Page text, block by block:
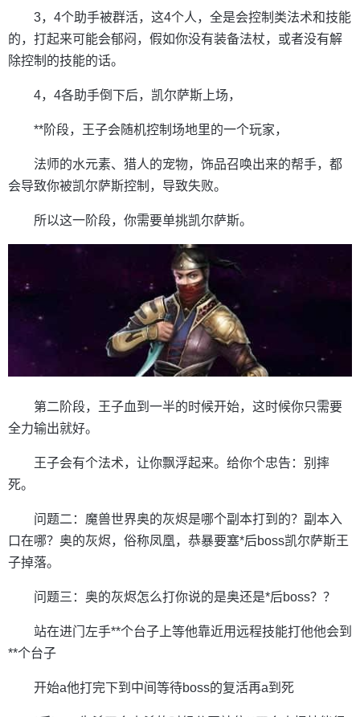
3，4个助手被群活，这4个人，全是会控制类法术和技能
的，打起来可能会郁闷，假如你没有装备法杖，或者没有解
除控制的技能的话。
4，4各助手倒下后，凯尔萨斯上场，
**阶段，王子会随机控制场地里的一个玩家，
法师的水元素、猎人的宠物，饰品召唤出来的帮手，都
会导致你被凯尔萨斯控制，导致失败。
所以这一阶段，你需要单挑凯尔萨斯。
第二阶段，王子血到一半的时候开始，这时候你只需要
全力输出就好。
王子会有个法术，让你飘浮起来。给你个忠告：别摔
死。
问题二：魔兽世界奥的灰烬是哪个副本打到的？副本入
口在哪？奥的灰烬，俗称凤凰，恭暴要塞*后boss凯尔萨斯王
子掉落。
问题三：奥的灰烬怎么打你说的是奥还是*后boss？？
站在进门左手**个台子上等他靠近用远程技能打他他会到
**个台子
开始a他打完下到中间等待boss的复活再a到死